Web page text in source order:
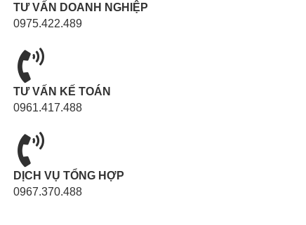
TƯ VẤN DOANH NGHIỆP
0975.422.489
TƯ VẤN KẾ TOÁN
0961.417.488
DỊCH VỤ TỔNG HỢP
0967.370.488